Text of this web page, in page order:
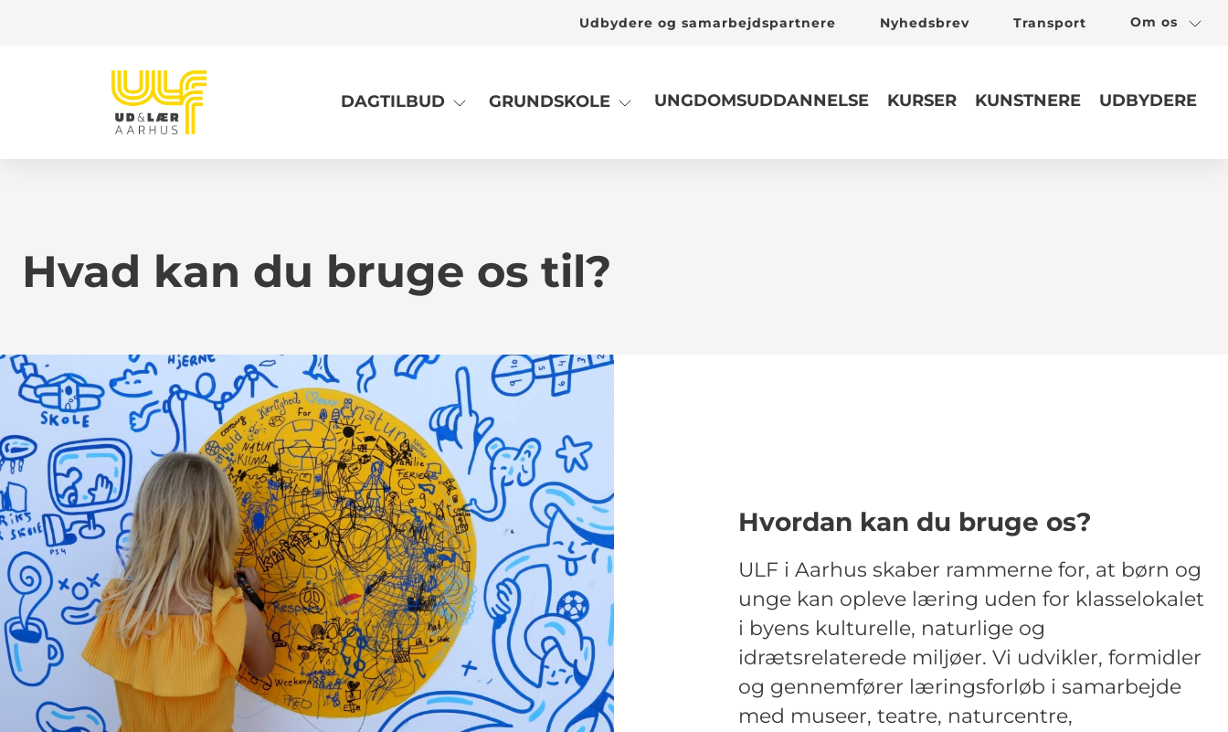
Udbydere og samarbejdspartnere Nyhedsbrev Transport Om os
DAGTILBUD GRUNDSKOLE UNGDOMSUDDANNELSE KURSER KUNSTNERE UDBYDERE
Hvad kan du bruge os til?
Hvordan kan du bruge os?
ULF i Aarhus skaber rammerne for, at børn og
unge kan opleve læring uden for klasselokalet
i byens kulturelle, naturlige og
idrætsrelaterede miljøer. Vi udvikler, formidler
og gennemfører læringsforløb i samarbejde
med museer, teatre, naturcentre,